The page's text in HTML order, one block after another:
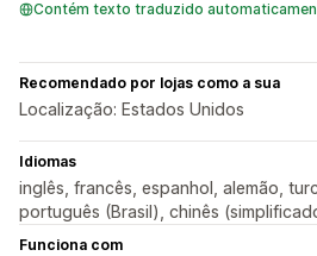
Contém texto traduzido
Recomendado por lojas como a sua
Localização: Estados Unidos
Idiomas
inglês, francês, espanhol, alemão,
português (Brasil), chinês
Funciona com